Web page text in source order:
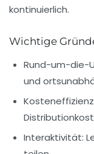
kontinuierlich.
Wichtige
Rund-um-die-
und
Interaktivität: